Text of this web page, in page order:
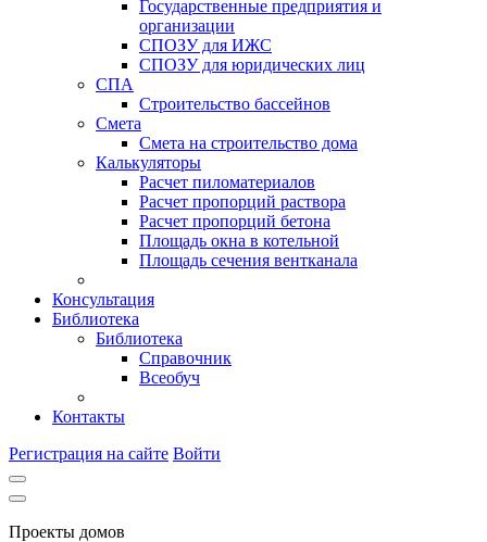
Государственные предприятия и
организации
СПОЗУ для ИЖС
СПОЗУ для юридических лиц
СПА
Строительство бассейнов
Смета
Смета на строительство дома
Калькуляторы
Расчет пиломатериалов
Расчет пропорций раствора
Расчет пропорций бетона
Площадь окна в котельной
Площадь сечения вентканала
Консультация
Библиотека
Библиотека
Справочник
Всеобуч
Контакты
Регистрация на сайте Войти
Проекты домов